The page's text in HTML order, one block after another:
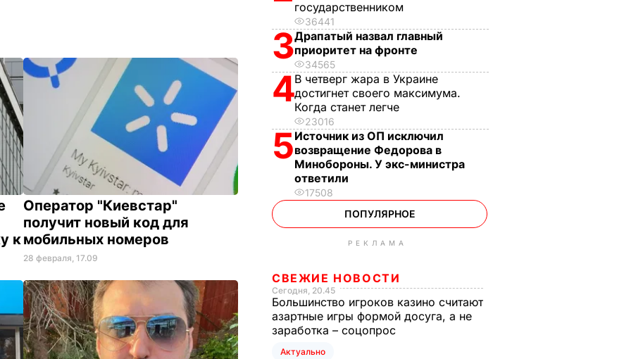
к
Оператор "Киевстар"
получит новый код для
мобильных номеров
28 февраля, 17.09
государственником
36441
3Драпатый назвал главный
приоритет на фронте
34565
4В четверг жара в Украине
достигнет своего максимума.
Когда станет легче
23016
5Источник из ОП исключил
возвращение Федорова в
Минобороны. У экс-министра
ответили
17508
ПОПУЛЯРНОЕ
РЕКЛАМА
СВЕЖИЕ НОВОСТИ
Сегодня, 20.45
Большинство игроков казино считают
азартные игры формой досуга, а не
заработка – соцопрос
Актуально